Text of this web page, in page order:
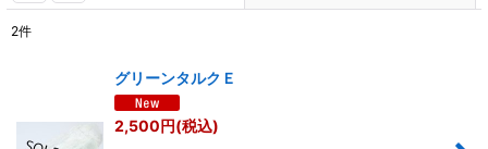
2件
グリーンタルクＥ
2,500円(税込)